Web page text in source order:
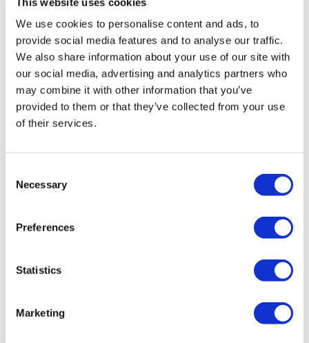
We use cookies to personalise content and ads, to
provide social media features and to analyse our traffic.
We also share information about your use of our site with
our social media, advertising and analytics partners who
may combine it with other information that you’ve
provided to them or that they’ve collected from your use
of their services.
Selection
Necessary
Preferences
Statistics
Marketing
Gesundheitstourismus zertifizierten Gesundheitseinrichtung
durchgeführt.
Über uns
Wie es Funktioniert
Vor-Op Leitfaden
Autoren & Gutachter
Flymedi Empfehlungsprogramm
Karrieren
Datenschutz-Bestimmungen
Kontaktiere uns